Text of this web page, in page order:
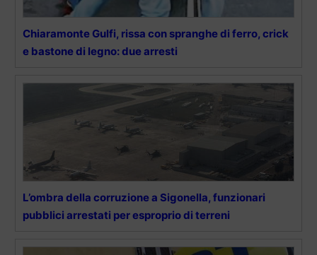
Chiaramonte Gulfi, rissa con spranghe di ferro, crick
e bastone di legno: due arresti
L’ombra della corruzione a Sigonella, funzionari
pubblici arrestati per esproprio di terreni